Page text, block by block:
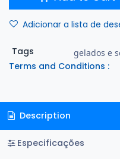
Adicionar a lista de
Tags gelados e
Terms and Conditions :
Description
Especificações